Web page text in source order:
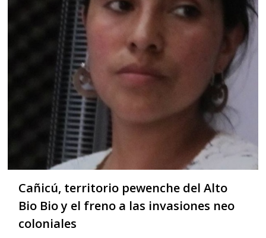
Cañicú, territorio pewenche del Alto
Bio Bio y el freno a las invasiones neo
coloniales